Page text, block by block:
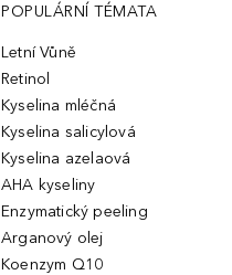
POPULÁRNÍ TÉMATA
Letní Vůně
Retinol
Kyselina mléčná
Kyselina salicylová
Kyselina azelaová
AHA kyseliny
Enzymatický peeling
Arganový olej
Koenzym Q10